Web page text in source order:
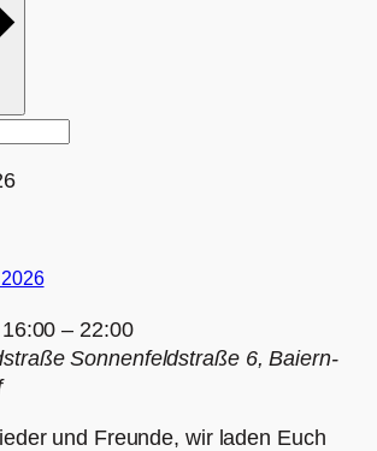
– 22:00
Sonnenfeldstraße 6, Baiern-
und Freunde, wir laden Euch